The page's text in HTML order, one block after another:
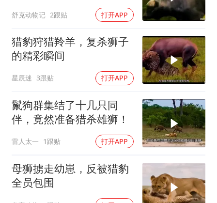
舒克动物记 2跟贴 打开APP
猎豹狩猎羚羊，复杀狮子
的精彩瞬间
星辰迷 3跟贴 打开APP
鬣狗群集结了十几只同
伴，竟然准备猎杀雄狮！
雷人太一 1跟贴 打开APP
母狮掳走幼崽，反被猎豹
全员包围